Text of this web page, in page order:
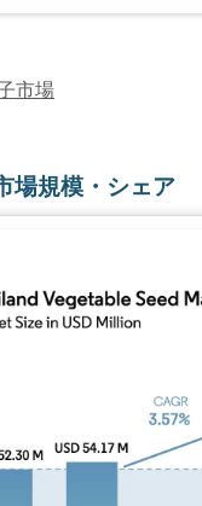
市場
場規模・シェア